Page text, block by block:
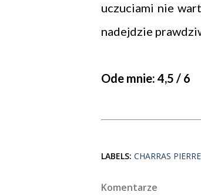
uczuciami nie
nadejdzie
Ode mnie: 4,5 / 6
LABELS: CHARRAS PIERRE
Komentarze